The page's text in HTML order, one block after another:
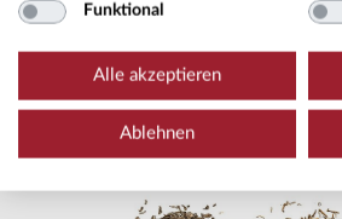
Funktional
Alle akzeptieren
Ablehnen